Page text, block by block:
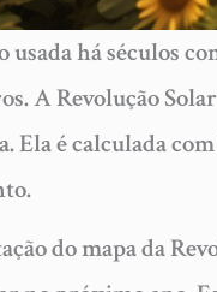
há séculos
A Revolução
Ela é calculada
do mapa da